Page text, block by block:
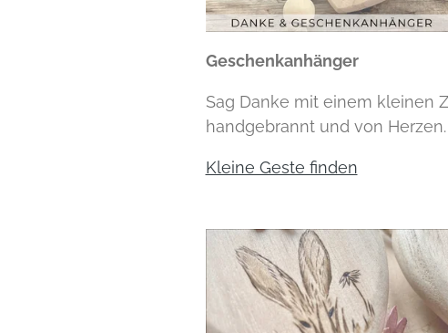
Geschenkanhänger
Sag Danke mit einem kleinen
handgebrannt und von Herzen.
Kleine Geste finden